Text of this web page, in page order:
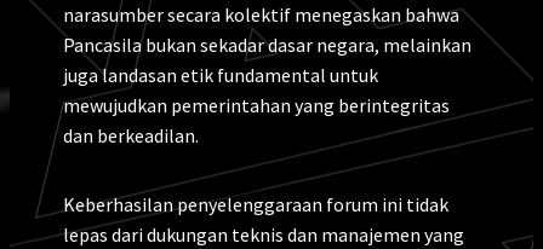
narasumber secara kolektif menegaskan bahwa
Pancasila bukan sekadar dasar negara, melainkan
juga landasan etik fundamental untuk
mewujudkan pemerintahan yang berintegritas
dan berkeadilan.
Keberhasilan penyelenggaraan forum ini tidak
lepas dari dukungan teknis dan manajemen yang